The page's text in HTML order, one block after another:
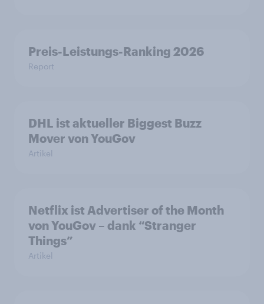
Preis-Leistungs-Ranking 2026
Report
DHL ist aktueller Biggest Buzz
Mover von YouGov
Artikel
Netflix ist Advertiser of the Month
von YouGov – dank “Stranger
Things”
Artikel